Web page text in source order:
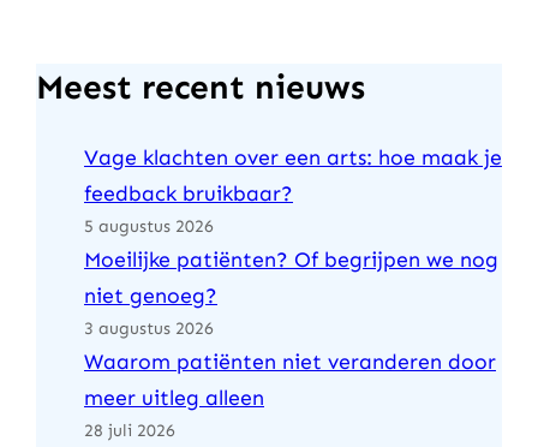
Meest recent nieuws
Vage klachten over een arts: hoe maak je
feedback bruikbaar?
5 augustus 2026
Moeilijke patiënten? Of begrijpen we nog
niet genoeg?
3 augustus 2026
Waarom patiënten niet veranderen door
meer uitleg alleen
28 juli 2026